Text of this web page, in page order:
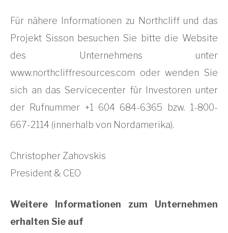
Für nähere Informationen zu Northcliff und das
Projekt Sisson besuchen Sie bitte die Website
des Unternehmens unter
www.northcliffresources.com oder wenden Sie
sich an das Servicecenter für Investoren unter
der Rufnummer +1 604 684-6365 bzw. 1-800-
667-2114 (innerhalb von Nordamerika).
Christopher Zahovskis
President & CEO
Weitere Informationen zum Unternehmen
erhalten Sie auf